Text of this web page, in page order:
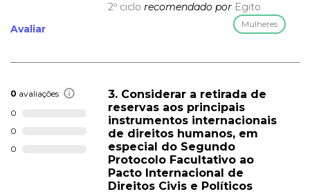
Avaliar
2º ciclo recomendado por Egito
Mulheres
0 avaliações
0
0
0
3. Considerar a retirada de
reservas aos principais
instrumentos internacionais
de direitos humanos, em
especial do Segundo
Protocolo Facultativo ao
Pacto Internacional de
Direitos Civis e Políticos